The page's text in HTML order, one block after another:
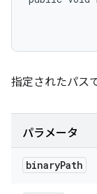
指定されたパス
パラメータ
binaryPath